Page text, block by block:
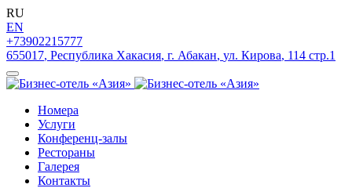
RU
EN
+73902215777
655017, Республика Хакасия, г. Абакан, ул. Кирова, 114 стр.1
Номера
Услуги
Конференц-залы
Рестораны
Галерея
Контакты